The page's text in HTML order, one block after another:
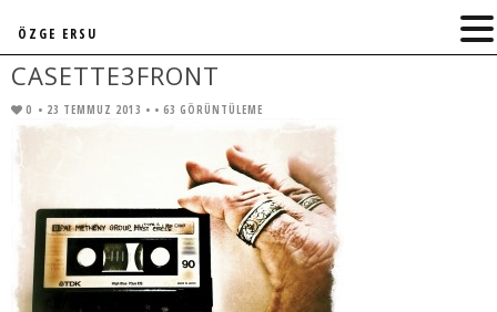
CASETTE3FRONT
0 • 23 TEMMUZ 2013 • • 63 GÖRÜNTÜLEME
ÖZGE ERSU